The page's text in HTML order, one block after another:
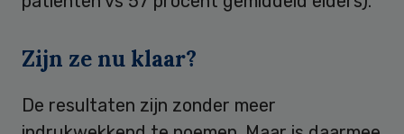
Zijn ze nu klaar?
De resultaten zijn zonder meer